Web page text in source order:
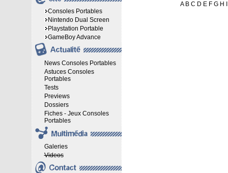
Consoles Portables
Nintendo Dual Screen
Playstation Portable
GameBoy Advance
News Consoles Portables
Astuces Consoles
Portables
Tests
Previews
Dossiers
Fiches - Jeux Consoles
Portables
Galeries
Videos
A B C D E F G H